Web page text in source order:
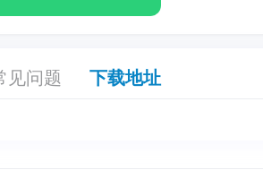
见问题 下载地址